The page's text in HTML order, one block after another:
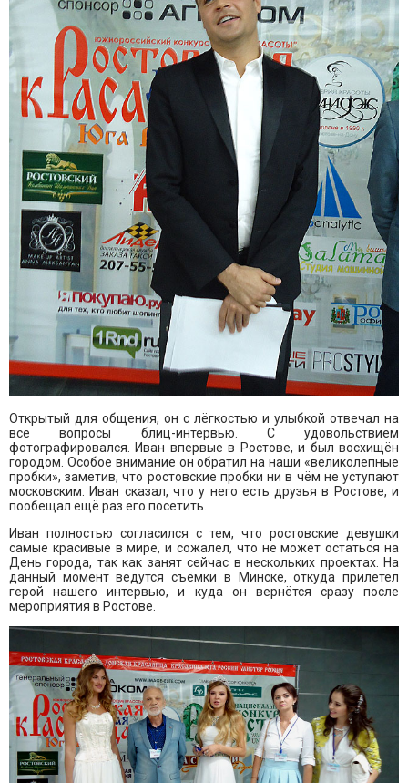
Открытый для общения, он с лёгкостью и улыбкой отвечал на
все вопросы блиц-интервью. С удовольствием
фотографировался. Иван впервые в Ростове, и был восхищён
городом. Особое внимание он обратил на наши «великолепные
пробки», заметив, что ростовские пробки ни в чём не уступают
московским. Иван сказал, что у него есть друзья в Ростове, и
пообещал ещё раз его посетить.
Иван полностью согласился с тем, что ростовские девушки
самые красивые в мире, и сожалел, что не может остаться на
День города, так как занят сейчас в нескольких проектах. На
данный момент ведутся съёмки в Минске, откуда прилетел
герой нашего интервью, и куда он вернётся сразу после
мероприятия в Ростове.